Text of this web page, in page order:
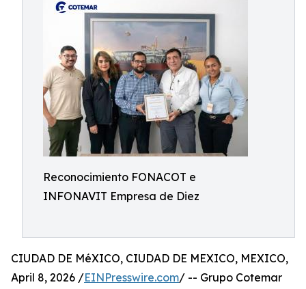
Reconocimiento FONACOT e
INFONAVIT Empresa de Diez
CIUDAD DE MéXICO, CIUDAD DE MEXICO, MEXICO,
April 8, 2026 /EINPresswire.com/ -- Grupo Cotemar